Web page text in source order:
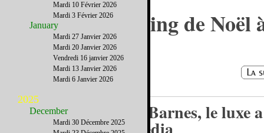
Faire son shopping de Noël
New York
SoBarnes, le luxe
Mardi 10 Février 2026
Mardi 3 Février 2026
January
Mardi 27 Janvier 2026
Mardi 20 Janvier 2026
Vendredi 16 janvier 2026
Mardi 13 Janvier 2026
Mardi 6 Janvier 2026
2025
December
Mardi 30 Décembre 2025